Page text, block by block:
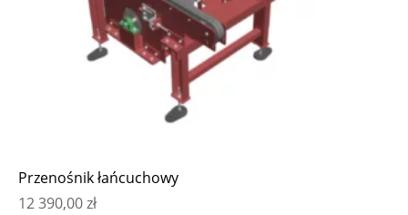
Przenośnik łańcuchowy
12 390,00zł